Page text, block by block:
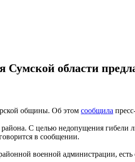
области
общины. Об этом сообщила
С целью недопущения гибели
в сообщении.
военной администрации,